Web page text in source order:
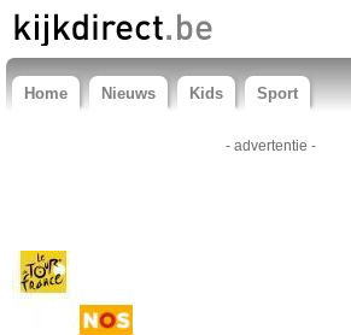
Home Nieuws Kids Sport
- advertentie -